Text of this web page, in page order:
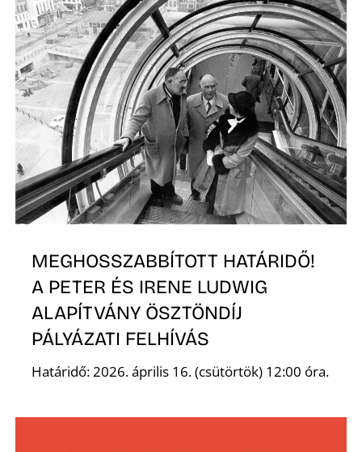
MEGHOSSZABBÍTOTT HATÁRIDŐ!
A PETER ÉS IRENE LUDWIG
ALAPÍTVÁNY ÖSZTÖNDÍJ
PÁLYÁZATI FELHÍVÁS
Határidő: 2026. április 16. (csütörtök) 12:00 óra.